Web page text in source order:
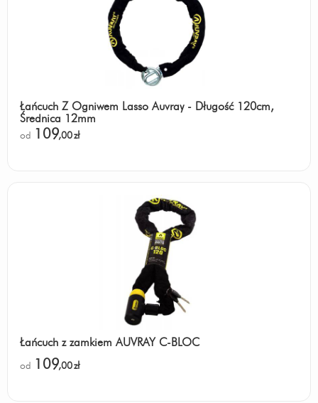
Łańcuch Z Ogniwem Lasso Auvray - Długość 120cm,
Średnica 12mm
od 109,00zł
Łańcuch z zamkiem AUVRAY C-BLOC
od 109,00zł